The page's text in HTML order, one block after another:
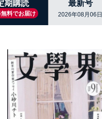
期購読
料でお届け
最新号
2026年08月06日